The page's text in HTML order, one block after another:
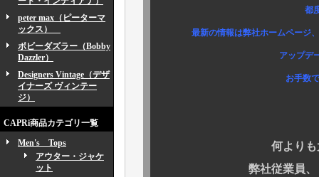
peter max（ピーターマ
ックス）
ボビーダズラー（Bobby
Dazzler）
Designers Vintage（デザ
イナーズ ヴィンテー
ジ）
CAPRi商品カテゴリ一覧
Men's Tops
アウター・ジャケ
ット
都度変更させて
最新の情報は弊社ホームページ、
アップデートお知ら
お手数ですが、ご確
何よりも大切なお
弊社従業員、またそ